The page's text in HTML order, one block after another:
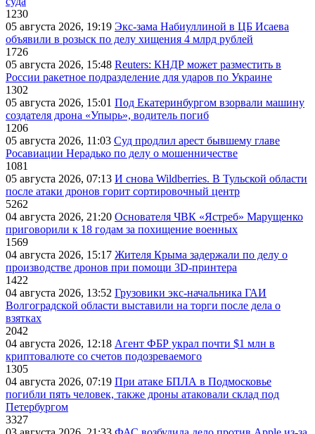
1230
05 августа 2026, 19:19 Экс-зама Набиуллиной в ЦБ Исаева
объявили в розыск по делу хищения 4 млрд рублей
1726
05 августа 2026, 15:48 Reuters: КНДР может разместить в
России ракетное подразделение для ударов по Украине
1302
05 августа 2026, 15:01 Под Екатеринбургом взорвали машину
создателя дрона «Упырь», водитель погиб
1206
05 августа 2026, 11:03 Суд продлил арест бывшему главе
Росавиации Нерадько по делу о мошенничестве
1081
05 августа 2026, 07:13 И снова Wildberries. В Тульской области
после атаки дронов горит сортировочный центр
5262
04 августа 2026, 21:20 Основателя ЧВК «Ястреб» Марущенко
приговорили к 18 годам за похищение военных
1569
04 августа 2026, 15:17 Жителя Крыма задержали по делу о
производстве дронов при помощи 3D‑принтера
1422
04 августа 2026, 13:52 Грузовики экс-начальника ГАИ
Волгоградской области выставили на торги после дела о
взятках
2042
04 августа 2026, 12:18 Агент ФБР украл почти $1 млн в
криптовалюте со счетов подозреваемого
1305
04 августа 2026, 07:19 При атаке БПЛА в Подмосковье
погибли пять человек, также дроны атаковали склад под
Петербургом
3327